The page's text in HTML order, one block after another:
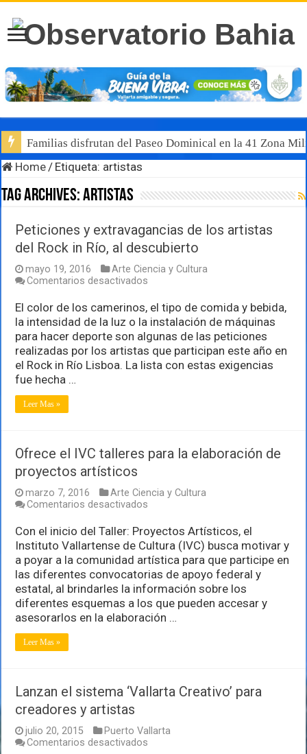
Familias disfrutan del Paseo Dominical en la 41 Zona
Home / Etiqueta: artistas
Tag Archives:artistas
Peticiones y extravagancias de los artistas
del Rock in Río, al descubierto
mayo 19, 2016
Arte Ciencia y Cultura
Comentarios desactivados
y
extravagancias
de
los
artistas
del
El color de los camerinos, el tipo de comida y bebida,
la intensidad de la luz o la instalación de máquinas
para hacer deporte son algunas de las peticiones
realizadas por los artistas que participan este año en
el Rock in Río Lisboa. La lista con estas exigencias
fue hecha …
Leer Mas »
Ofrece el IVC talleres para la elaboración de
proyectos artísticos
marzo 7, 2016
Arte Ciencia y Cultura
Comentarios desactivados
el
IVC
talleres
para
la
elaboración
proyectos
artísticos
Con el inicio del Taller: Proyectos Artísticos, el
Instituto Vallartense de Cultura (IVC) busca motivar y
a poyar a la comunidad artística para que participe en
las diferentes convocatorias de apoyo federal y
estatal, al brindarles la información sobre los
diferentes esquemas a los que pueden accesar y
asesorarlos en la elaboración …
Leer Mas »
Lanzan el sistema ‘Vallarta Creativo’ para
creadores y artistas
julio 20, 2015
Puerto Vallarta
Comentarios desactivados